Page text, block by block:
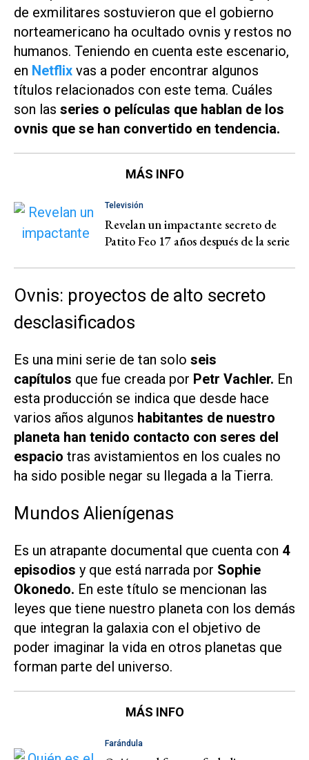
de exmilitares sostuvieron que el gobierno
norteamericano ha ocultado ovnis y restos no
humanos. Teniendo en cuenta este escenario,
en Netflix vas a poder encontrar algunos
títulos relacionados con este tema. Cuáles
son las series o películas que hablan de los
ovnis que se han convertido en tendencia.
MÁS INFO
Televisión
Revelan un impactante secreto de
Patito Feo 17 años después de la serie
Ovnis: proyectos de alto secreto
desclasificados
Es una mini serie de tan solo seis
capítulos que fue creada por Petr Vachler. En
esta producción se indica que desde hace
varios años algunos habitantes de nuestro
planeta han tenido contacto con seres del
espacio tras avistamientos en los cuales no
ha sido posible negar su llegada a la Tierra.
Mundos Alienígenas
Es un atrapante documental que cuenta con 4
episodios y que está narrada por Sophie
Okonedo. En este título se mencionan las
leyes que tiene nuestro planeta con los demás
que integran la galaxia con el objetivo de
poder imaginar la vida en otros planetas que
forman parte del universo.
MÁS INFO
Farándula